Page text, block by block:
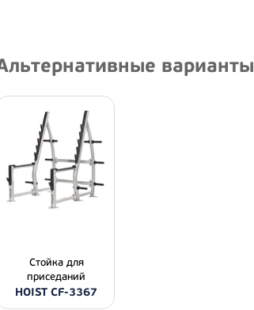
варианты
Стойка для
приседаний
HOIST CF-3367